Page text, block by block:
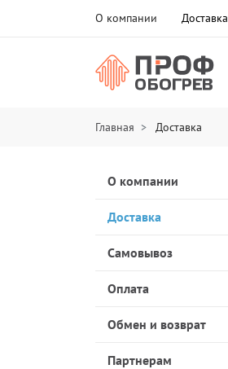
О компании Доставка
Главная Доставка
О компании
Доставка
Самовывоз
Оплата
Обмен и возврат
Партнерам